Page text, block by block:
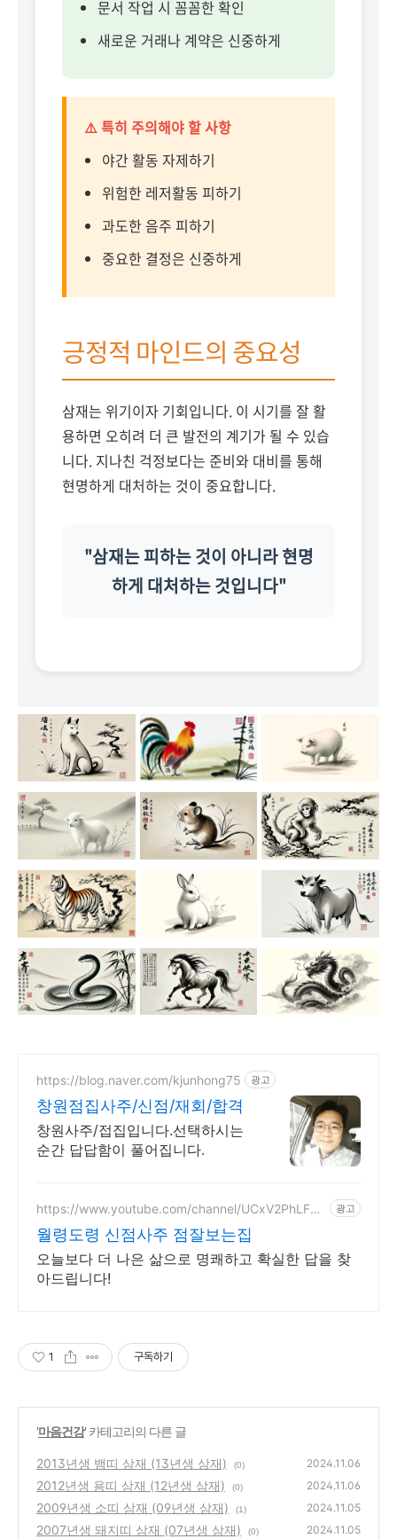
문서 작업 시 꼼꼼한 확인
새로운 거래나 계약은 신중하게
⚠️ 특히 주의해야 할 사항
야간 활동 자제하기
위험한 레저활동 피하기
과도한 음주 피하기
중요한 결정은 신중하게
긍정적 마인드의 중요성
삼재는 위기이자 기회입니다. 이 시기를 잘 활
용하면 오히려 더 큰 발전의 계기가 될 수 있습
니다. 지나친 걱정보다는 준비와 대비를 통해
현명하게 대처하는 것이 중요합니다.
"삼재는 피하는 것이 아니라 현명
하게 대처하는 것입니다"
https://blog.naver.com/kjunhong75 광고
창원점집사주/신점/재회/합격
창원사주/접집입니다.선택하시는
순간 답답함이 풀어집니다.
https://www.youtube.com/channel/UCxV2PhLFg
광고
월령도령 신점사주 점잘보는집
오늘보다 더 나은 삶으로 명쾌하고 확실한 답을 찾
아드립니다!
1 구독하기
'마음건강' 카테고리의 다른 글
2013년생 뱀띠 삼재 (13년생 삼재) (0) 2024.11.06
2012년생 용띠 삼재 (12년생 삼재) (0) 2024.11.06
2009년생 소띠 삼재 (09년생 삼재) (1) 2024.11.05
2007년생 돼지띠 삼재 (07년생 삼재) (0) 2024.11.05